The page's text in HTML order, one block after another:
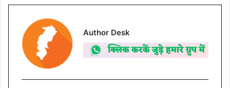
Author Desk